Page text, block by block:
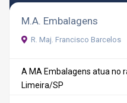
M.A. Embalagens
R. Maj. Francisco Barcelos
A MA Embalagens atua no
Limeira/SP